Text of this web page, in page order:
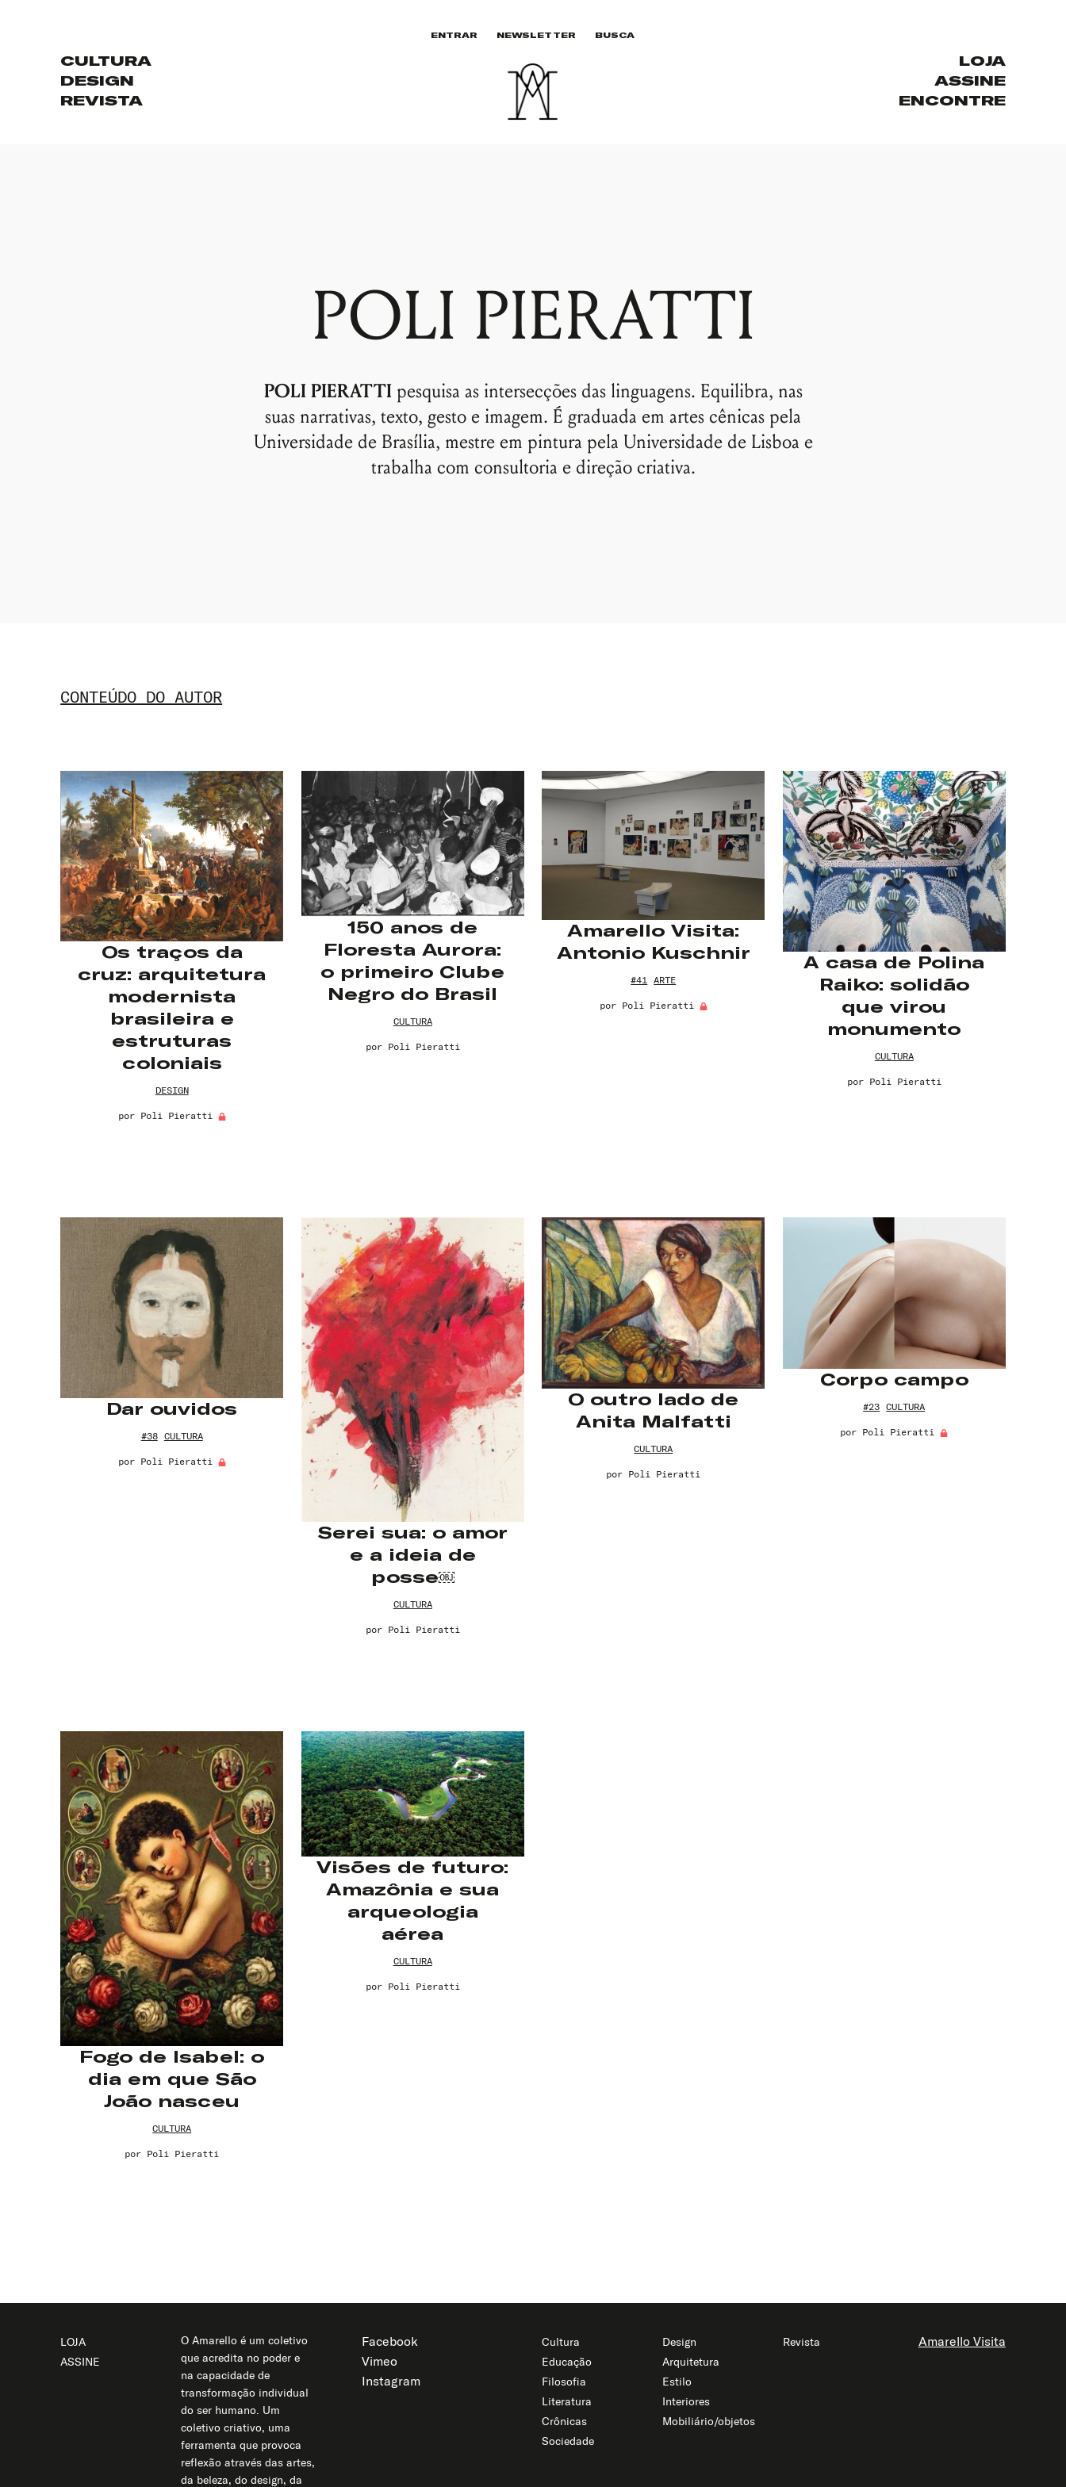
CULTURA
DESIGN
REVISTA
ENTRAR NEWSLETTER BUSCA
LOJA
ASSINE
ENCONTRE
POLI PIERATTI
POLI PIERATTIpesquisa as intersecções das linguagens. Equilibra, nas
suas narrativas, texto, gesto e imagem. É graduada em artes cênicas pela
Universidade de Brasília, mestre em pintura pela Universidade de Lisboa e
trabalha com consultoria e direção criativa.
CONTEÚDO DO AUTOR
Os traços da
cruz: arquitetura
modernista
brasileira e
estruturas
coloniais
DESIGN
por Poli Pieratti
150 anos de
Floresta Aurora:
o primeiro Clube
Negro do Brasil
CULTURA
por Poli Pieratti
Amarello Visita:
Antonio Kuschnir
#41 ARTE
por Poli Pieratti
A casa de Polina
Raiko: solidão
que virou
monumento
CULTURA
por Poli Pieratti
Dar ouvidos
#38 CULTURA
por Poli Pieratti
Serei sua: o amor
e a ideia de
posse￼
CULTURA
por Poli Pieratti
O outro lado de
Anita Malfatti
CULTURA
por Poli Pieratti
Corpo campo
#23 CULTURA
por Poli Pieratti
Fogo de Isabel: o
dia em que São
João nasceu
CULTURA
por Poli Pieratti
Visões de futuro:
Amazônia e sua
arqueologia
aérea
CULTURA
por Poli Pieratti
LOJA
ASSINE
O Amarello é um coletivo
que acredita no poder e
na capacidade de
transformação individual
do ser humano. Um
coletivo criativo, uma
ferramenta que provoca
reflexão através das artes,
da beleza, do design, da
Facebook
Vimeo
Instagram
Cultura
Educação
Filosofia
Literatura
Crônicas
Sociedade
Design
Arquitetura
Estilo
Interiores
Mobiliário/objetos
Revista Amarello Visita
mail
Senha
Lembrar-me